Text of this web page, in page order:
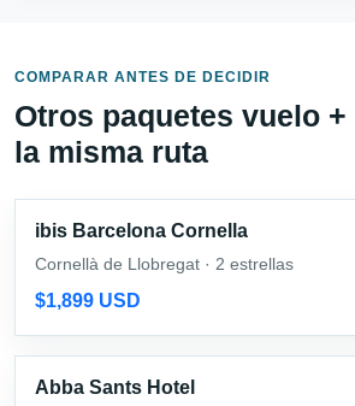
COMPARAR ANTES DE DECIDIR
Otros paquetes vuelo
la misma ruta
ibis Barcelona Cornella
Cornellà de Llobregat · 2 estrellas
$1,899 USD
Abba Sants Hotel